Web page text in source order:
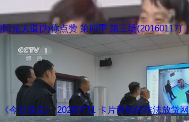
[阳光大道]为你点赞 第四季 第三场(20160117)
《今日说法》 20260731 卡片背后的非法放贷网